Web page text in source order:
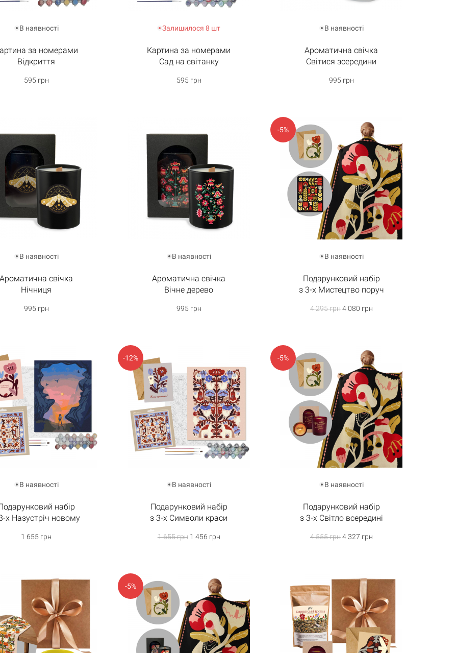
В наявності
за номерами
Відкриття
595 грн
Залишилося 8 шт
Картина за номерами
Сад на світанку
595 грн
В наявності
Ароматична свічка
Світися зсередини
995 грн
В наявності
Ароматична свічка
Нічниця
995 грн
В наявності
Ароматична свічка
Вічне дерево
995 грн
-5%
В наявності
Подарунковий набір
з 3-х Мистецтво поруч
4 295 грн4 080 грн
В наявності
набір
х Назустріч новому
1 655 грн
-12%
В наявності
Подарунковий набір
з 3-х Символи краси
1 655 грн1 456 грн
-5%
В наявності
Подарунковий набір
з 3-х Світло всередині
4 555 грн4 327 грн
-5%